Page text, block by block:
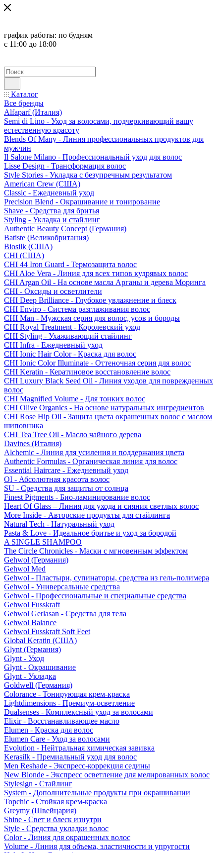
график работы: по будням
с 11:00 до 18:00
Каталог
Все бренды
Alfaparf (Италия)
Semi di Lino - Уход за волосами, подчеркивающий вашу
естественную красоту
Blends Of Many - Линия профессиональных продуктов для
мужчин
Il Salone Milano - Профессиональный уход для волос
Lisse Design - Трансформация волос
Style Stories - Укладка с безупречным результатом
American Crew (США)
Classic - Ежедневный уход
Precision Blend - Окрашивание и тонирование
Shave - Средства для бритья
Styling - Укладка и стайлинг
Authentic Beauty Concept (Германия)
Batiste (Великобритания)
Biosilk (США)
CHI (США)
CHI 44 Iron Guard - Термозащита волос
CHI Aloe Vera - Линия для всех типов кудрявых волос
CHI Argan Oil - На основе масла Арганы и дерева Моринга
CHI - Оксиды и осветлители
CHI Deep Brilliance - Глубокое увлажнение и блеск
CHI Enviro - Система разглаживания волос
CHI Man - Мужская серия для волос, усов и бороды
CHI Royal Treatment - Королевский уход
CHI Styling - Ухаживающий стайлинг
CHI Infra - Ежедневный уход
CHI Ionic Hair Color - Краска для волос
CHI Ionic Color Illuminate - Оттеночная серия для волос
CHI Keratin - Кератиновое восстановление волос
CHI Luxury Black Seed Oil - Линия уходов для поврежденных
волос
CHI Magnified Volume - Для тонких волос
CHI Olive Organics - На основе натуральных ингредиентов
CHI Rose Hip Oil - Защита цвета окрашенных волос с маслом
шиповника
CHI Tea Tree Oil - Масло чайного дерева
Davines (Италия)
Alchemic - Линия для усиления и поддержания цвета
Authentic Formulas - Органическая линия для волос
Essential Haircare - Eжедневный уход
OI - Абсолютная красота волос
SU - Средства для защиты от солнца
Finest Pigments - Био-ламинирование волос
Heart Of Glass – Линия для ухода и сияния светлых волос
More Inside - Авторские продукты для стайлинга
Natural Tech - Натуральный уход
Pasta & Love - Идеальное бритье и уход за бородой
A SINGLE SHAMPOO
The Circle Chronicles - Маски с мгновенным эффектом
Gehwol (Германия)
Gehwol Med
Gehwol - Пластыри, супинаторы, средства из гель-полимера
Gehwol - Универсальные средства
Gehwol - Профессиональные и специальные средства
Gehwol Fusskraft
Gehwol Gerlasan - Средства для тела
Gehwol Balance
Gehwol Fusskraft Soft Feet
Global Keratin (США)
Glynt (Германия)
Glynt - Уход
Glynt - Окрашивание
Glynt - Укладка
Goldwell (Германия)
Colorance - Тонирующая крем-краска
Lightdimensions - Премиум-осветление
Dualsenses - Комплексный уход за волосами
Elixir - Восстанавливающее масло
Elumen - Краска для волос
Elumen Care - Уход за волосами
Evolution - Нейтральная химическая завивка
Kerasilk - Премиальный уход для волос
Men Reshade - Экспресс-коррекция седины
New Blonde - Экспресс осветление для мелированных волос
Stylesign - Стайлинг
System - Дополнительные продукты при окрашивании
Topchic - Стойкая крем-краска
Greymy (Швейцария)
Shine - Свет и блеск изнутри
Style - Средства укладки волос
Color - Линия для окрашенных волос
Volume - Линия для объема, эластичности и упругости